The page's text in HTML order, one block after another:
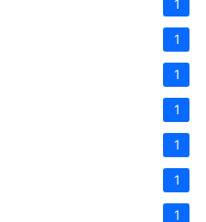
1
1
1
1
1
1
1